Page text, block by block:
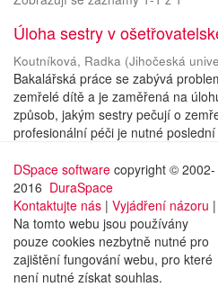
Úloha sestry v
Koutníková, Radka (Jihočeská
Bakalářská práce se zabývá
zemřelé dítě a je zaměřená na
způsob, jakým sestry pečují o
profesionální péči je nutné
DSpace software copyright © 2002-
2016 DuraSpace
Kontaktujte nás | Vyjádření názoru |
Na tomto webu jsou používány
pouze cookies nezbytně nutné pro
zajištění fungování webu, pro které
není nutné získat souhlas.